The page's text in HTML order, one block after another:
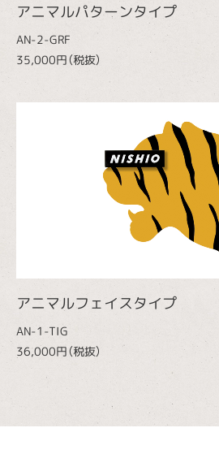
アニマルパターンタイプ
AN-2-GRF
35,000円（税抜）
アニマルフェイスタイプ
AN-1-TIG
36,000円（税抜）